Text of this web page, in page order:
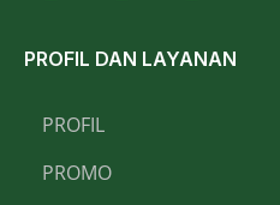
PROFIL DAN LAYANAN
PROFIL
PROMO